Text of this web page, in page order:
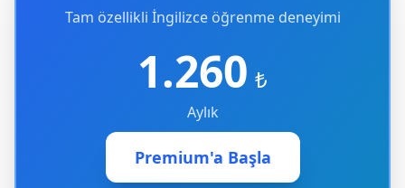
Tam özellikli İngilizce öğrenme deneyimi
1.260 ₺
Aylık
Premium'a Başla